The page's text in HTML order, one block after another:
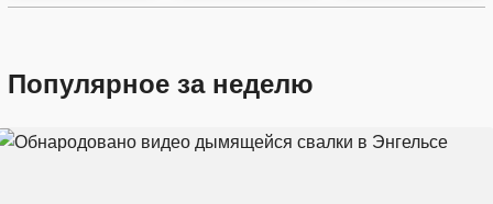
Популярное за неделю